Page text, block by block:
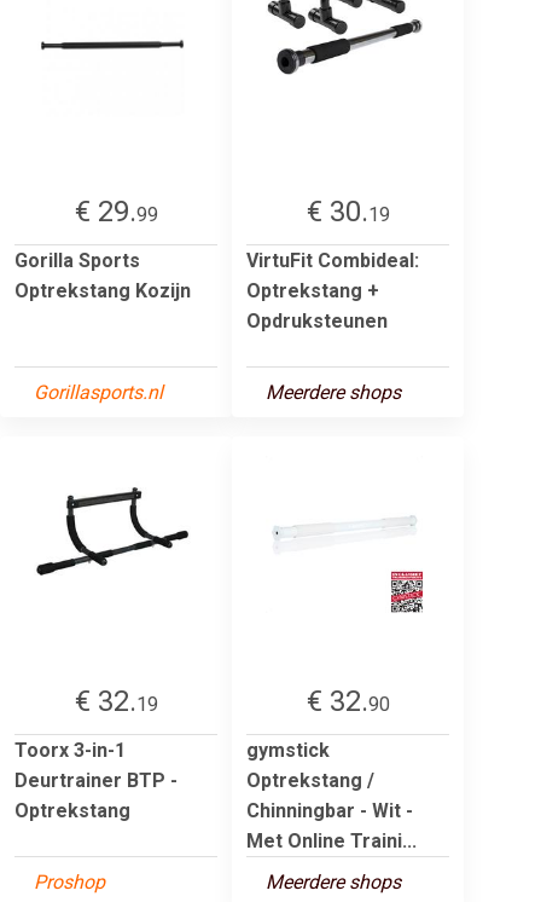
€ 29.99
Gorilla Sports
Optrekstang Kozijn
Gorillasports.nl
€ 30.19
VirtuFit Combideal:
Optrekstang +
Opdruksteunen
Meerdere shops
€ 32.19
Toorx 3-in-1
Deurtrainer BTP -
Optrekstang
Proshop
€ 32.90
gymstick
Optrekstang /
Chinningbar - Wit -
Met Online Traini...
Meerdere shops